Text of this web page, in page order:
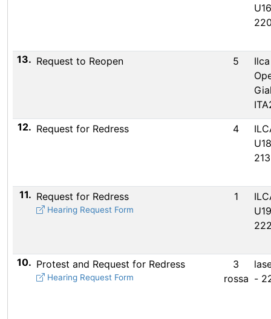
13. Request to Reopen 5
12. Request for Redress 4
11. Request for Redress
Hearing Request Form
1
10. Protest and Request for Redress
Hearing Request Form
3
rossa -